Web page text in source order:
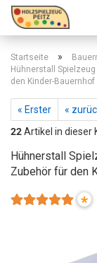
Startseite »
Hühnerstall
den Kinder-Bauernhof
« Erster «
22Artikel in dieser
Hühnerstall
Zubehör für den
*